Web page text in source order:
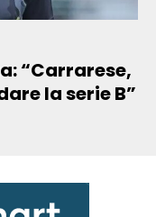
“Carrarese,
la serie B”